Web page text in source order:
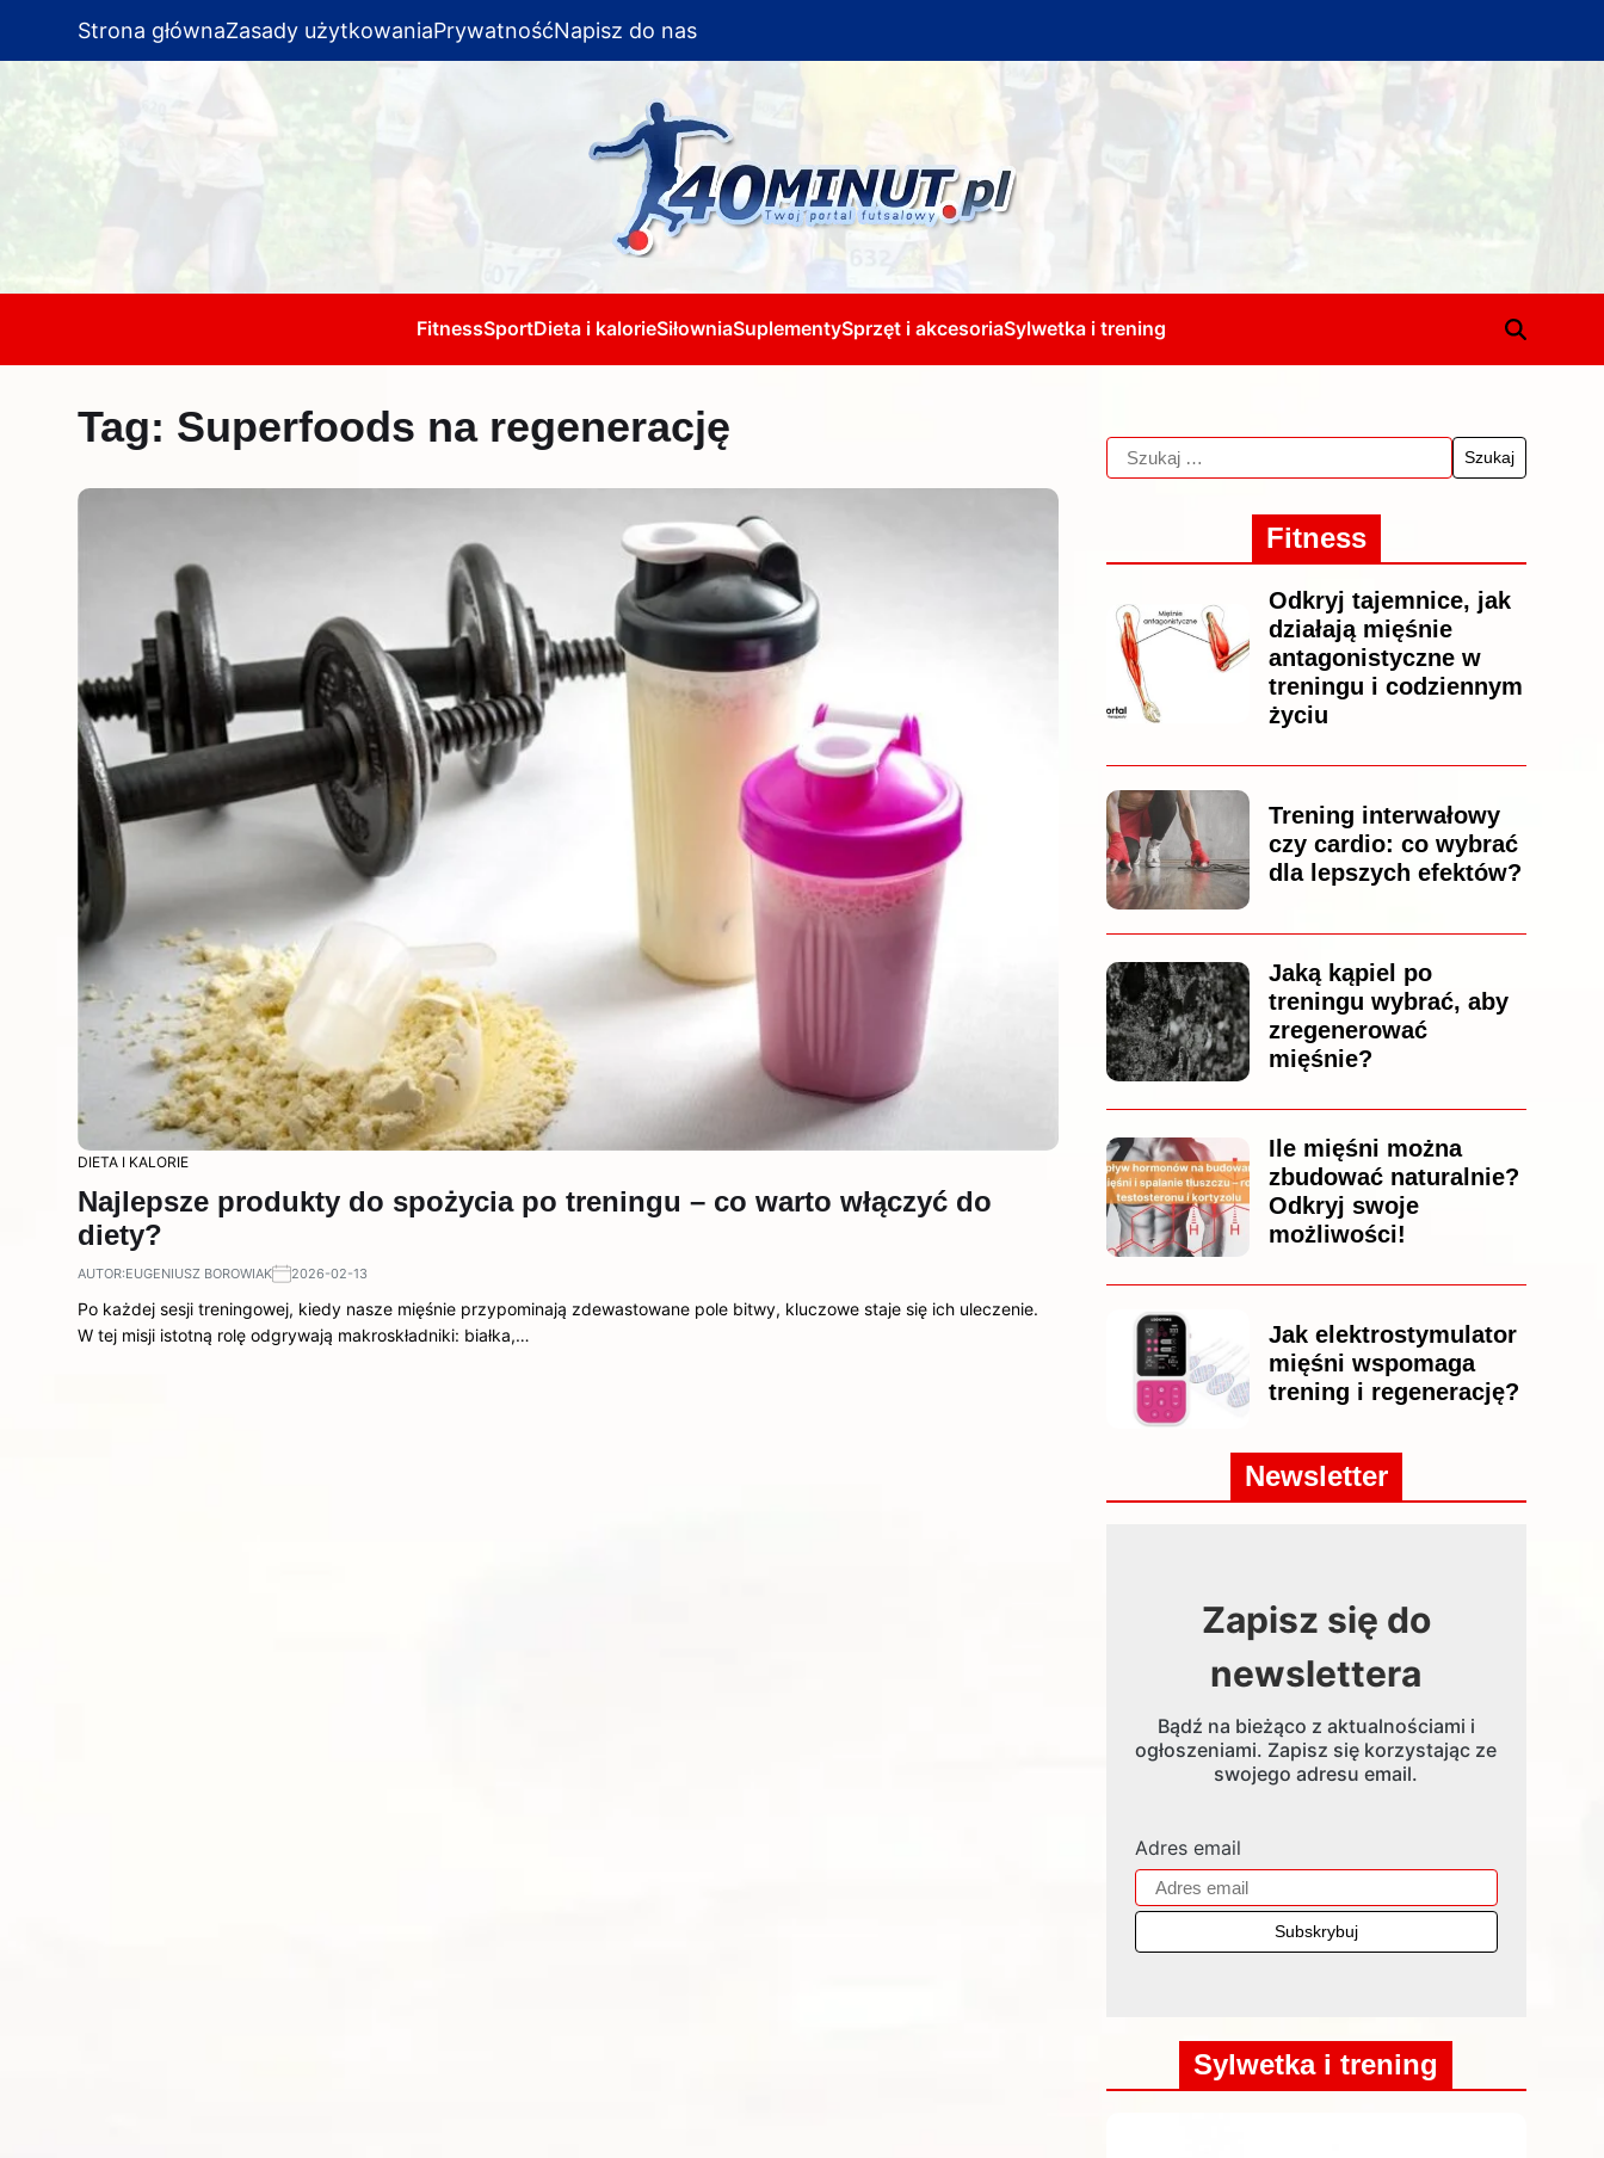
Strona głównaZasady użytkowaniaPrywatnośćNapisz do nas
FitnessSportDieta i kalorieSiłowniaSuplementySprzęt i akcesoriaSylwetka i trening
Tag: Superfoods na regenerację
DIETA I KALORIE
Najlepsze produkty do spożycia po treningu – co warto włączyć do
diety?
AUTOR:EUGENIUSZ BOROWIAK 2026-02-13
Po każdej sesji treningowej, kiedy nasze mięśnie przypominają zdewastowane pole bitwy, kluczowe staje się ich uleczenie.
W tej misji istotną rolę odgrywają makroskładniki: białka,…
Fitness
Odkryj tajemnice, jak
działają mięśnie
antagonistyczne w
treningu i codziennym
życiu
Trening interwałowy
czy cardio: co wybrać
dla lepszych efektów?
Jaką kąpiel po
treningu wybrać, aby
zregenerować
mięśnie?
Ile mięśni można
zbudować naturalnie?
Odkryj swoje
możliwości!
Jak elektrostymulator
mięśni wspomaga
trening i regenerację?
Newsletter
Zapisz się do
newslettera
Bądź na bieżąco z aktualnościami i
ogłoszeniami. Zapisz się korzystając ze
swojego adresu email.
Adres email
Sylwetka i trening